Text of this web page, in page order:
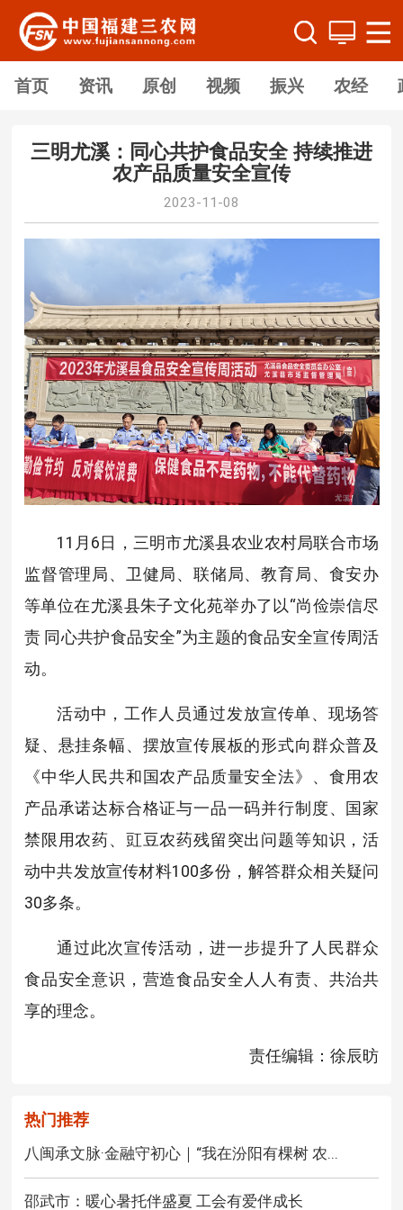
首页 资讯 原创 视频 振兴 农经
三明尤溪：同心共护食品安全 持续推进
农产品质量安全宣传
2023-11-08
11月6日，三明市尤溪县农业农村局联合市场
监督管理局、卫健局、联储局、教育局、食安办
等单位在尤溪县朱子文化苑举办了以“尚俭崇信尽
责 同心共护食品安全”为主题的食品安全宣传周活
动。
活动中，工作人员通过发放宣传单、现场答
疑、悬挂条幅、摆放宣传展板的形式向群众普及
《中华人民共和国农产品质量安全法》、食用农
产品承诺达标合格证与一品一码并行制度、国家
禁限用农药、豇豆农药残留突出问题等知识，活
动中共发放宣传材料100多份，解答群众相关疑问
30多条。
通过此次宣传活动，进一步提升了人民群众
食品安全意识，营造食品安全人人有责、共治共
享的理念。
责任编辑：徐辰昉
热门推荐
八闽承文脉·金融守初心｜“我在汾阳有棵树 农...
邵武市：暖心暑托伴盛夏 工会有爱伴成长